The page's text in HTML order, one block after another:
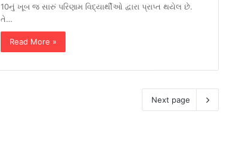
10નું ખૂબ જ સારું પરિણામ વિદ્યાર્થીઓ દ્વારા પ્રાપ્ત થયેલ છે.
તે…
Read More »
Next page